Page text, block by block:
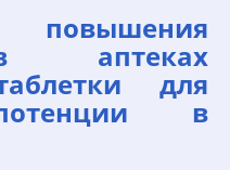
повышения
аптеках
для
в